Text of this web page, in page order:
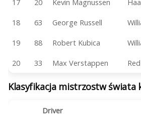
17
20 Kevin Magnussen
18
63 George Russell
19
88 Robert Kubica
20
33 Max Verstappen
Klasyfikacja mistrzostw świata
Driver